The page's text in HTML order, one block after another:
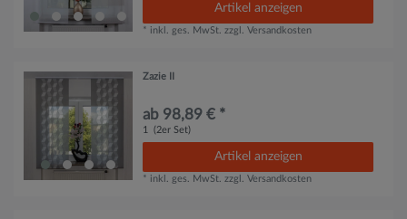
Artikel anzeigen
* inkl. ges. MwSt. zzgl.Versandkosten
Zazie II
ab 98,89 € *
1 (2er Set)
Artikel anzeigen
* inkl. ges. MwSt. zzgl.Versandkosten